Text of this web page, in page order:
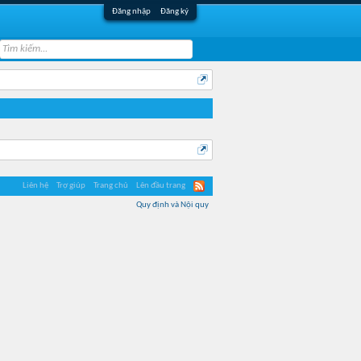
Đăng nhập Đăng ký
Liên hệ Trợ giúp Trang chủ Lên đầu trang
Quy định và Nội quy